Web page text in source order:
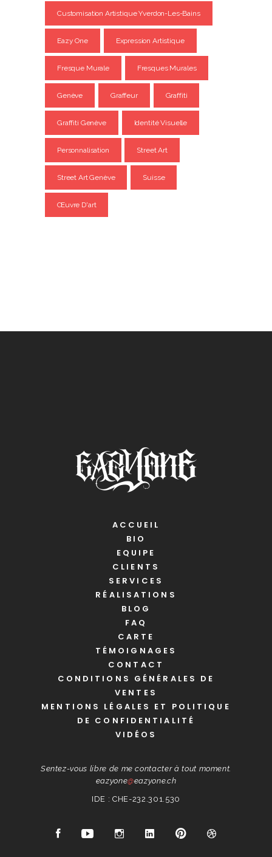
Customisation Artistique Yverdon-Les-Bains
Eazy One Expression Artistique
Fresque Murale Fresques Murales
Genève Graffeur Graffiti
Graffiti Genève Identité Visuelle
Personnalisation Street Art
Street Art Genève Suisse
Œuvre D'art
ACCUEIL
BIO
EQUIPE
CLIENTS
SERVICES
RÉALISATIONS
BLOG
FAQ
CARTE
TÉMOIGNAGES
CONTACT
CONDITIONS GÉNÉRALES DE
VENTES
MENTIONS LÉGALES ET POLITIQUE
DE CONFIDENTIALITÉ
VIDÉOS
Sentez-vous libre de me contacter à tout moment.
eazyone@eazyone.ch
IDE : CHE-232.301.530